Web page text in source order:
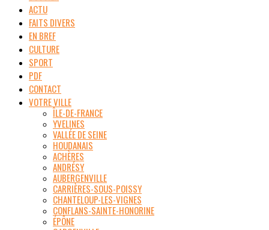
ACTU
FAITS DIVERS
EN BREF
CULTURE
SPORT
PDF
CONTACT
VOTRE VILLE
ÎLE-DE-FRANCE
YVELINES
VALLÉE DE SEINE
HOUDANAIS
ACHÈRES
ANDRÉSY
AUBERGENVILLE
CARRIÈRES-SOUS-POISSY
CHANTELOUP-LES-VIGNES
CONFLANS-SAINTE-HONORINE
ÉPÔNE